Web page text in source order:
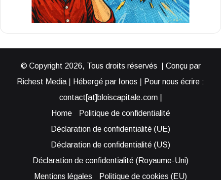
© Copyright 2026, Tous droits réservés | Conçu par
Richest Media | Hébergé par Ionos | Pour nous écrire :
contact[at]bloiscapitale.com |
Home
Politique de confidentialité
Déclaration de confidentialité (UE)
Déclaration de confidentialité (US)
Déclaration de confidentialité (Royaume-Uni)
Mentions légales
Politique de cookies (EU)